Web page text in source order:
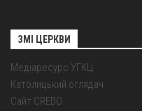
ЗМІ ЦЕРКВИ
Медіаресурс УГКЦ
Католицький оглядач
Сайт CREDO